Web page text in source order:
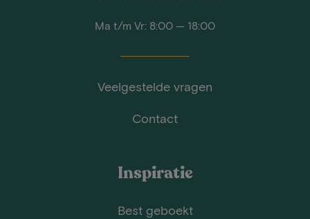
Ma t/m Vr: 8:00 — 18:00
Veelgestelde vragen
Contact
Inspiratie
Best geboekt